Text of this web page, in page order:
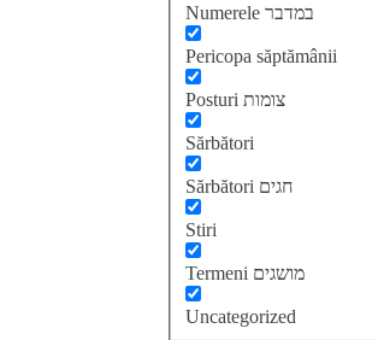
Numerele במדבר
Pericopa săptămânii
Posturi צומות
Sărbători
Sărbători חגים
Stiri
Termeni מושגים
Uncategorized